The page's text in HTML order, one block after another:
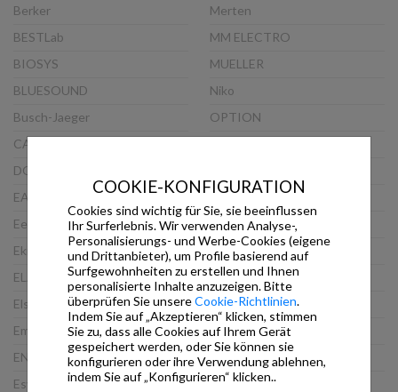
Berker
BESTLab
BIOSYS
BLUESOUND
Busch-Jaeger
CASAMBI
DOORBIRD
EAE
Eelectron
Ekinex
ELAUSYS
Elsner
Embedded Systems
ENERTEX
Esylux
Merten
MM ELECTRO
MUELLER
Niko
OPTION
Schneider
Siemens
Steinel
TCI
Thinknx
Viveroo
VLINCA
Wago
COOKIE-KONFIGURATION
Cookies sind wichtig für Sie, sie beeinflussen
Ihr Surferlebnis. Wir verwenden Analyse-,
Personalisierungs- und Werbe-Cookies (eigene
und Drittanbieter), um Profile basierend auf
Surfgewohnheiten zu erstellen und Ihnen
personalisierte Inhalte anzuzeigen. Bitte
überprüfen Sie unsereCookie-Richtlinien.
Indem Sie auf „Akzeptieren“ klicken, stimmen
Sie zu, dass alle Cookies auf Ihrem Gerät
gespeichert werden, oder Sie können sie
konfigurieren oder ihre Verwendung ablehnen,
indem Sie auf „Konfigurieren“ klicken..